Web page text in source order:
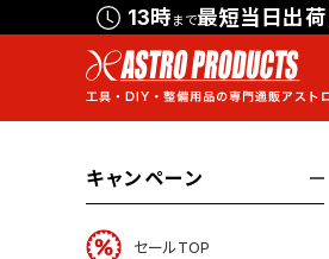
13時まで最短当日出荷
キャンペーン
セールTOP